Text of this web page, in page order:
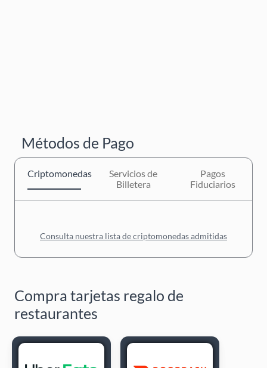
Métodos de Pago
Criptomonedas
Servicios de
Billetera
Pagos
Fiduciarios
Consulta nuestra lista de criptomonedas admitidas
Compra tarjetas regalo de
restaurantes